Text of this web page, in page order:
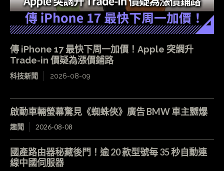
傳 iPhone 17 最快下周一加價！Apple 突調升
Trade-in 價疑為漲價鋪路
科技新聞 2026-08-09
啟動車輛螢幕驚見《蜘蛛俠》廣告 BMW 車主嬲爆
趣聞 2026-08-08
國產路由器秘藏後門！逾 20 款型號每 35 秒自動連
線中國伺服器